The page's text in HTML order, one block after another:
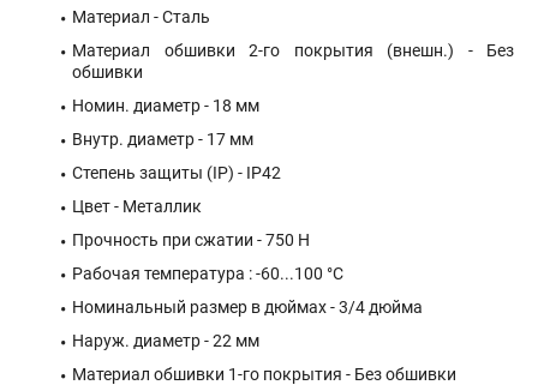
Материал - Сталь
Материал обшивки 2-го покрытия (внешн.) - Без
обшивки
Номин. диаметр - 18 мм
Внутр. диаметр - 17 мм
Степень защиты (IP) - IP42
Цвет - Металлик
Прочность при сжатии - 750 Н
Рабочая температура : -60...100 °C
Номинальный размер в дюймах - 3/4 дюйма
Наруж. диаметр - 22 мм
Материал обшивки 1-го покрытия - Без обшивки